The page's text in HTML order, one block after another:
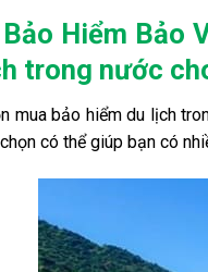
Hiểm Bảo
trong nước
mua bảo hiểm du lịch
có thể giúp bạn có